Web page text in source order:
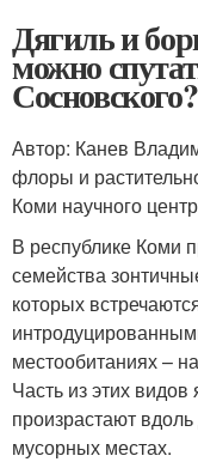
Дягиль и
можно
Сосновского?
Автор: Канев
флоры и
Коми научного
В республике Коми
семейства
которых
местообитаниях –
Часть из этих
произрастают
мусорных местах.